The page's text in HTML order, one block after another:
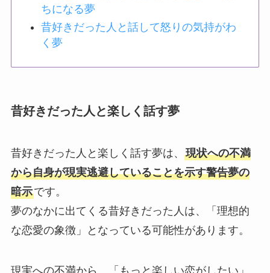
ちになる夢
昔好きだった人と話して怒りの気持がわ
く夢
昔好きだった人と楽しく話す夢
昔好きだった人と楽しく話す夢は、 現状への不満
から自身が現実逃避していることを示す警告夢の
暗示です。
夢のなかに出てくる昔好きだった人は、「理想的
な恋愛の象徴」となっている可能性があります。